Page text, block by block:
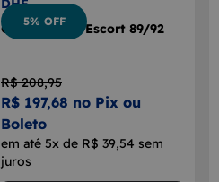
DHF
Cárter Motor Escort 89/92
R$ 208,95
R$ 197,68 no Pix ou
Boleto
em até 5x de R$ 39,54 sem
juros
5% OFF